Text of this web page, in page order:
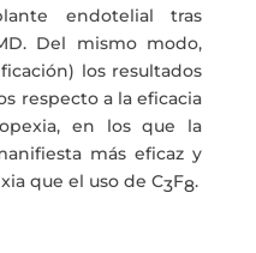
endotelial tras
Del mismo modo,
los resultados
respecto a la eficacia
en los que la
más eficaz y
que el uso de C3F8.